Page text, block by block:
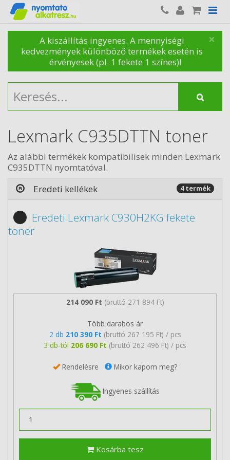
×
A kiszállítás ingyenes. A mennyiségi
kedvezmények különböző termékek esetén is
érvényesek (pl. 1 fekete 1 színes)!
Lexmark C935DTTN toner
Az alábbi termékek kompatibilisek minden Lexmark
C935DTTN nyomtatóval.
Eredeti kellékek
4 termék
Eredeti Lexmark C930H2KG fekete
toner
214 090 Ft (bruttó 271 894 Ft)
Több darabos ár
2 db 210 390 Ft (bruttó 267 195 Ft) / pcs
3 db-tól 206 690 Ft (bruttó 262 496 Ft) / pcs
Rendelésre Mikor kapom meg?
Ingyenes szállítás
Kosárba tesz